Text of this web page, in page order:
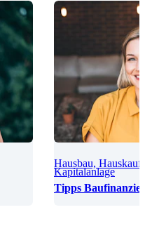
Hausbau,
Kapitalanlage
Tipps